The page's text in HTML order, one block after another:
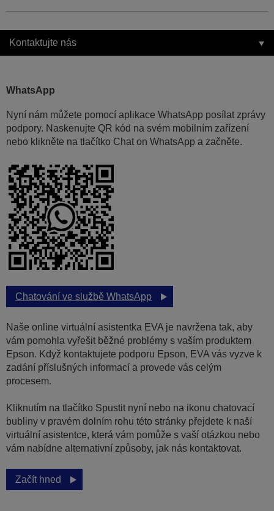
Kontaktujte nás
WhatsApp
Nyní nám můžete pomocí aplikace WhatsApp posílat zprávy
podpory. Naskenujte QR kód na svém mobilním zařízení
nebo klikněte na tlačítko Chat on WhatsApp a začněte.
Chatování ve službě WhatsApp
Naše online virtuální asistentka EVA je navržena tak, aby
vám pomohla vyřešit běžné problémy s vaším produktem
Epson. Když kontaktujete podporu Epson, EVA vás vyzve k
zadání příslušných informací a provede vás celým
procesem.
Kliknutím na tlačítko Spustit nyní nebo na ikonu chatovací
bubliny v pravém dolním rohu této stránky přejdete k naší
virtuální asistentce, která vám pomůže s vaší otázkou nebo
vám nabídne alternativní způsoby, jak nás kontaktovat.
Začít hned